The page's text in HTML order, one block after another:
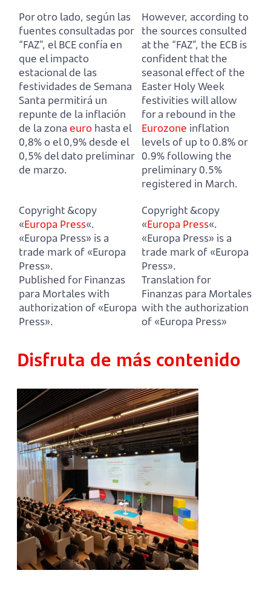
Por otro lado, según las
fuentes consultadas por
“FAZ”, el BCE confía en
que el impacto
estacional de las
festividades de Semana
Santa permitirá un
repunte de la inflación
de la zona euro hasta el
0,8% o el 0,9% desde el
0,5% del dato preliminar
de marzo.
However, according to
the sources consulted
at the “FAZ”, the ECB is
confident that the
seasonal effect of the
Easter Holy Week
festivities will allow
for a rebound in the
Eurozone inflation
levelsof up to 0.8% or
0.9% following the
preliminary 0.5%
registered in March.
Copyright &copy
«Europa Press«.
«Europa Press» is a
trade mark of «Europa
Press».
Published for Finanzas
para Mortales with
authorization of «Europa
Press».
Copyright &copy
«Europa Press«.
«Europa Press» is a
trade mark of «Europa
Press».
Translation for
Finanzas para Mortales
with the authorization
of «Europa Press»
Disfruta de más contenido